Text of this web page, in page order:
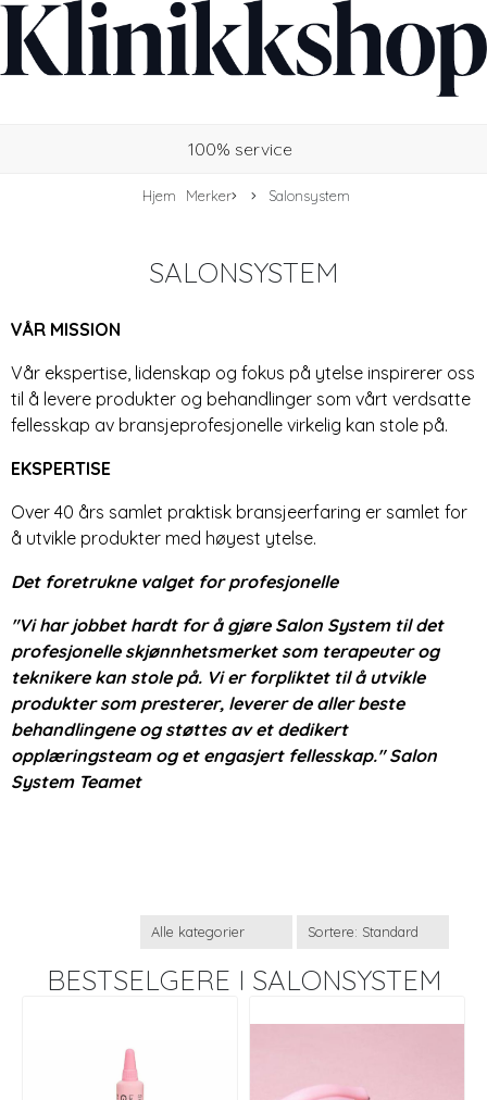
100% service
Hjem Merker Salonsystem
SALONSYSTEM
VÅR MISSION
Vår ekspertise, lidenskap og fokus på ytelse inspirerer oss
til å levere produkter og behandlinger som vårt verdsatte
fellesskap av bransjeprofesjonelle virkelig kan stole på.
EKSPERTISE
Over 40 års samlet praktisk bransjeerfaring er samlet for
å utvikle produkter med høyest ytelse.
Det foretrukne valget for profesjonelle
"Vi har jobbet hardt for å gjøre Salon System til det
profesjonelle skjønnhetsmerket som terapeuter og
teknikere kan stole på. Vi er forpliktet til å utvikle
produkter som presterer, leverer de aller beste
behandlingene og støttes av et dedikert
opplæringsteam og et engasjert fellesskap." Salon
System Teamet
BESTSELGERE I SALONSYSTEM